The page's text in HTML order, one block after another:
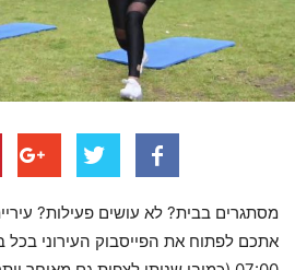
מסתגרים בבית? לא עושים פעילות?
אתכם לפתוח את הפייסבוק העירוני